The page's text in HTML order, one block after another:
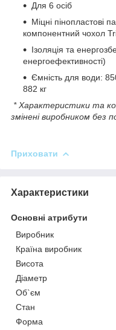
Для 6 осіб
Міцні пінопластові
компонентний чохол
Ізоляція та
енергоефективності)
Ємність для води:
882 кг
* Характеристики та
змінені виробником без
Приховати
Характеристики
Основні атрибути
Виробник
Країна виробник
Висота
Діаметр
Об`єм
Стан
Форма